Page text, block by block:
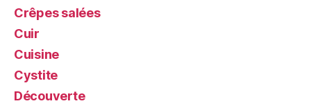
Crêpes salées
Cuir
Cuisine
Cystite
Découverte